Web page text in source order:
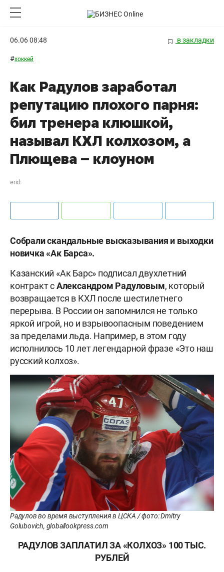
06.06 08:48 в закладки
#хоккей
Как Радулов заработал
репутацию плохого парня:
бил тренера клюшкой,
называл КХЛ колхозом, а
Плющева – клоуном
erid:
Собрали скандальные высказывания и выходки
новичка «Ак Барса».
Казанский «Ак Барс» подписал двухлетний
контракт сАлександром Радуловым, который
возвращается в КХЛ после шестилетнего
перерыва. В России он запомнился не только
яркой игрой, но и взрывоопасным поведением
за пределами льда. Например, в этом году
исполнилось 10 лет легендарной фразе «Это наш
русский колхоз».
Радулов во время выступления в ЦСКА / фото: Dmitry
Golubovich, globallookpress.com
РАДУЛОВ ЗАПЛАТИЛ ЗА «КОЛХОЗ» 100 ТЫС.
РУБЛЕЙ